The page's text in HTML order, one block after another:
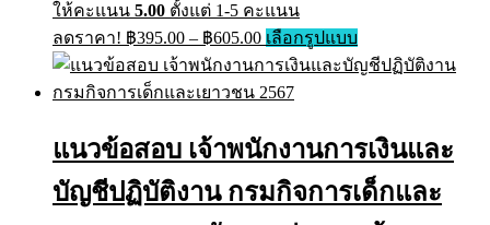
ให้คะแนน 5.00 ตั้งแต่ 1-5 คะแนน
ลดราคา! ฿395.00 – ฿605.00Price
range:
฿395.00
through
เลือกรูปแบบThis
product
has
options
be
chosen
แนวข้อสอบ เจ้าพนักงานการเงินและ
บัญชีปฏิบัติงาน กรมกิจการเด็กและ